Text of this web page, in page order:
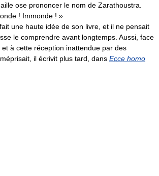
ose prononcer le nom de Zarathoustra.
! Immonde ! »
une haute idée de son livre, et il ne pensait
le comprendre avant longtemps. Aussi, face
à cette réception inattendue par des
il écrivit plus tard, dans Ecce homo